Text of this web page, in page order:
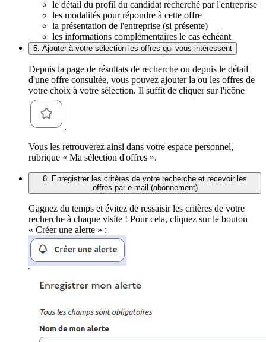
le détail du profil du candidat recherché par l'entreprise
les modalités pour répondre à cette offre
la présentation de l'entreprise (si présente)
les informations complémentaires le cas échéant
5. Ajouter à votre sélection les offres qui vous intéressent
Depuis la page de résultats de recherche ou depuis le détail
d'une offre consultée, vous pouvez ajouter la ou les offres de
votre choix à votre sélection. Il suffit de cliquer sur l'icône
.
Vous les retrouverez ainsi dans votre espace personnel,
rubrique « Ma sélection d'offres ».
6. Enregistrer les critères de votre recherche et recevoir les
offres par e-mail (abonnement)
Gagnez du temps et évitez de ressaisir les critères de votre
recherche à chaque visite ! Pour cela, cliquez sur le bouton
« Créer une alerte » :